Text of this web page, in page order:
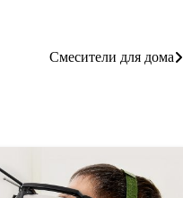
Смесители для дома